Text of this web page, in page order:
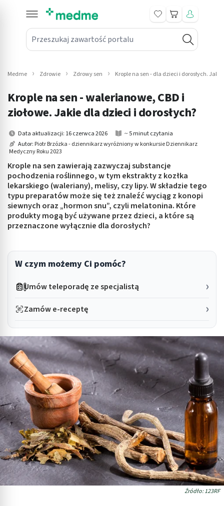
Przeszukaj zawartość portalu
Koszyk
submenu: Leki na receptę
submenu: Mama i dziecko
submenu: Kosmetyki
submenu: Higiena
submenu: Sprzęt medyczny
submenu: Intymne
submenu: Wellness
Medme Zdrowie Zdrowy sen Krople na sen - dla dzieci i dorosłych.
Krople na sen - walerianowe, CBD i
ziołowe. Jakie dla dzieci i dorosłych?
Data aktualizacji: 16 czerwca 2026
~ 5 minut czytania
Autor: Piotr Brzózka - dziennikarz wyróżniony w konkursie Dziennikarz
Medyczny Roku 2023
Krople na sen zawierają zazwyczaj substancje
pochodzenia roślinnego, w tym ekstrakty z kozłka
lekarskiego (waleriany), melisy, czy lipy. W składzie tego
typu preparatów może się też znaleźć wyciąg z konopi
siewnych oraz „hormon snu”, czyli melatonina. Które
produkty mogą być używane przez dzieci, a które są
przeznaczone wyłącznie dla dorosłych?
W czym możemy Ci pomóc?
Umów teleporadę ze specjalistą
Zamów e-receptę
Źródło: 123RF